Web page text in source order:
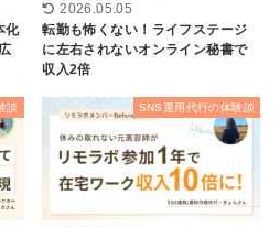
化
2026.05.05
転勤も怖くない！ライフステージ
に左右されないオンライン秘書で
収入2倍
談 SNS運用代行の体験談